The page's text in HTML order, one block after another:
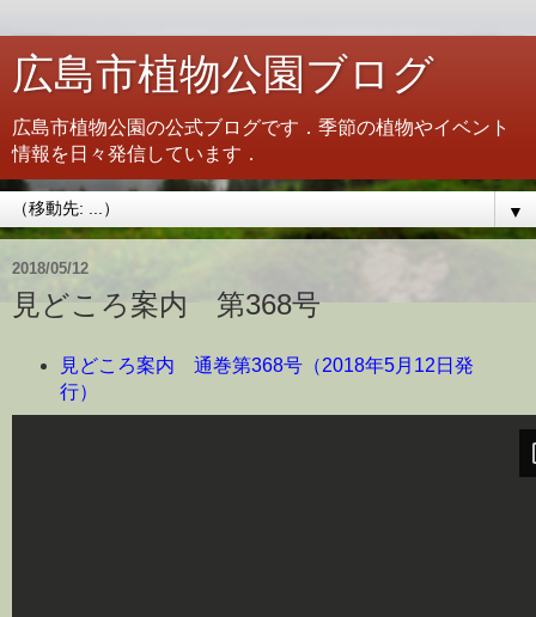
広島市植物公園ブログ
広島市植物公園の公式ブログです．季節の植物やイベント
情報を日々発信しています．
▼
2018/05/12
見どころ案内 第368号
見どころ案内 通巻第368号（2018年5月12日発
行）